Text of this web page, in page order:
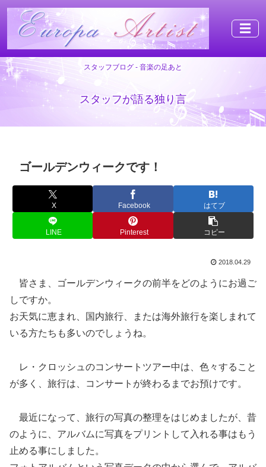
☰
スタッフブログ - 音楽の足あと
スタッフが語る独り言
ゴールデンウィークです！
X Facebook はてブ
LINE Pinterest コピー
2018.04.29
皆さま、ゴールデンウィークの前半をどのようにお過ご
しですか。
お天気に恵まれ、国内旅行、または海外旅行を楽しまれて
いる方たちも多いのでしょうね。
レ・クロッシュのコンサートツアー中は、色々すること
が多く、旅行は、コンサートが終わるまでお預けです。
最近になって、旅行の写真の整理をはじめましたが、昔
のように、アルバムに写真をプリントして入れる事はもう
止める事にしました。